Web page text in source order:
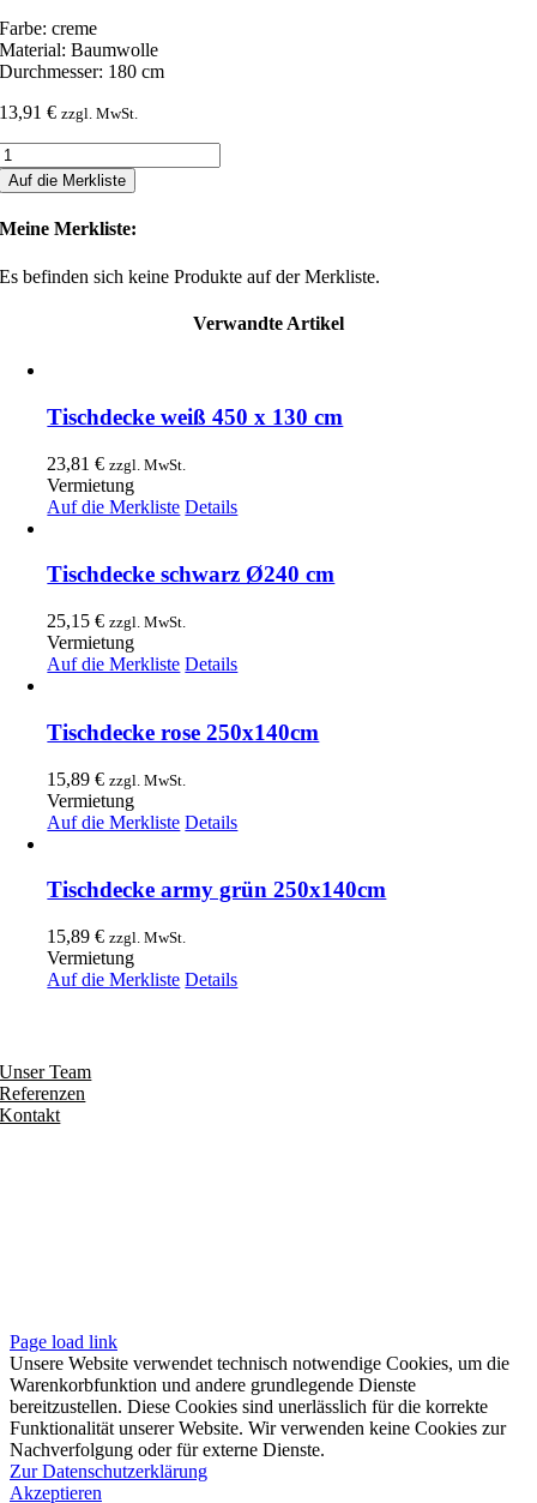
Farbe: creme
Material: Baumwolle
Durchmesser: 180 cm
13,91€ zzgl. MwSt.
Auf die Merkliste
Meine Merkliste:
Es befinden sich keine Produkte auf der Merkliste.
Verwandte Artikel
Tischdecke weiß 450 x 130 cm
23,81€ zzgl. MwSt.
Vermietung
Auf die Merkliste Details
Tischdecke schwarz Ø240 cm
25,15€ zzgl. MwSt.
Vermietung
Auf die Merkliste Details
Tischdecke rose 250x140cm
15,89€ zzgl. MwSt.
Vermietung
Auf die Merkliste Details
Tischdecke army grün 250x140cm
15,89€ zzgl. MwSt.
Vermietung
Auf die Merkliste Details
Unser Team
Referenzen
Kontakt
Page load link
Unsere Website verwendet technisch notwendige Cookies, um die
Warenkorbfunktion und andere grundlegende Dienste
bereitzustellen. Diese Cookies sind unerlässlich für die korrekte
Funktionalität unserer Website. Wir verwenden keine Cookies zur
Nachverfolgung oder für externe Dienste.
Zur Datenschutzerklärung
Akzeptieren